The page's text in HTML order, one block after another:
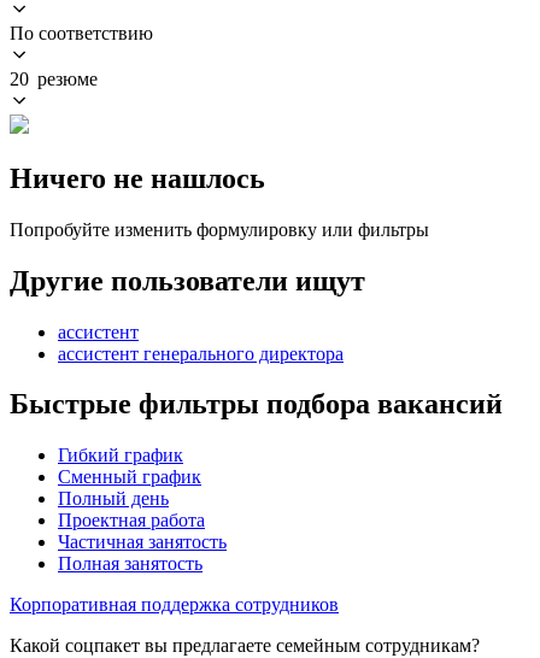
По соответствию
20 резюме
Ничего не нашлось
Попробуйте изменить формулировку или фильтры
Другие пользователи ищут
ассистент
ассистент генерального директора
Быстрые фильтры подбора вакансий
Гибкий график
Сменный график
Полный день
Проектная работа
Частичная занятость
Полная занятость
Корпоративная поддержка сотрудников
Какой соцпакет вы предлагаете семейным сотрудникам?